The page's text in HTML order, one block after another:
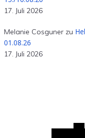
17. Juli 2026
Melanie Cosguner zu
01.08.26
17. Juli 2026